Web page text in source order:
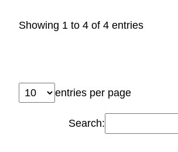
Showing 1 to 4 of 4 entries
entries per page
Search: